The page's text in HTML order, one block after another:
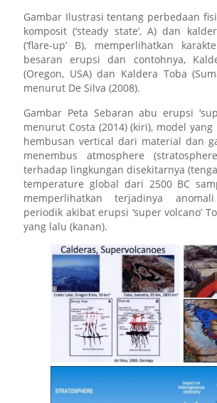
Gambar Ilustrasi tentang perbedaan
komposit (‘steady state’, A) dan
(‘flare-up’ B), memperlihatkan
besaran erupsi dan contohnya,
(Oregon, USA) dan Kaldera Toba
menurut De Silva (2008).
Gambar Peta Sebaran abu erupsi
menurut Costa (2014) (kiri), model
hembusan vertical dari material dan
menembus atmosphere
terhadap lingkungan disekitarnya
temperature global dari 2500 BC
memperlihatkan terjadinya
periodik akibat erupsi ‘super volcano’
yang lalu (kanan).